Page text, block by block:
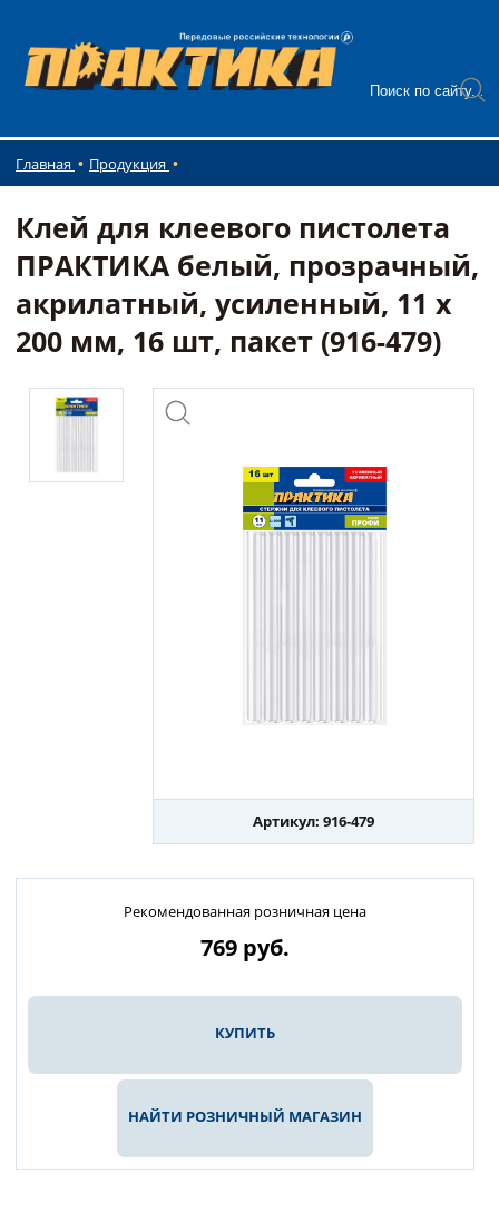
Главная Продукция
Клей для клеевого пистолета
ПРАКТИКА белый, прозрачный,
акрилатный, усиленный, 11 х
200 мм, 16 шт, пакет (916-479)
Артикул: 916-479
Рекомендованная розничная цена
769 руб.
КУПИТЬ
НАЙТИ РОЗНИЧНЫЙ МАГАЗИН